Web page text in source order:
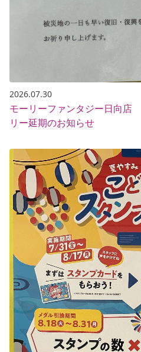
2026.07.30
モーリーファンタジー日向店
リー延期のお知らせ